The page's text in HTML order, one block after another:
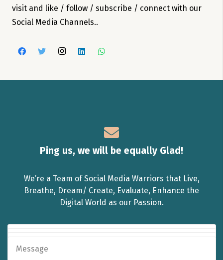
visit and like / follow / subscribe / connect with our
Social Media Channels..
Ping us, we will be equally Glad!
We’re a Team of Social Media Warriors that Live,
Breathe, Dream/ Create, Evaluate, Enhance the
Digital World as our Passion.